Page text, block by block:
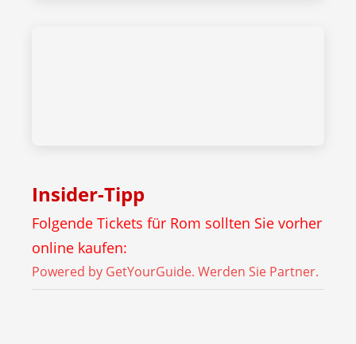
Insider-Tipp
Folgende Tickets für Rom sollten Sie vorher
online kaufen:
Powered by GetYourGuide. Werden Sie Partner.